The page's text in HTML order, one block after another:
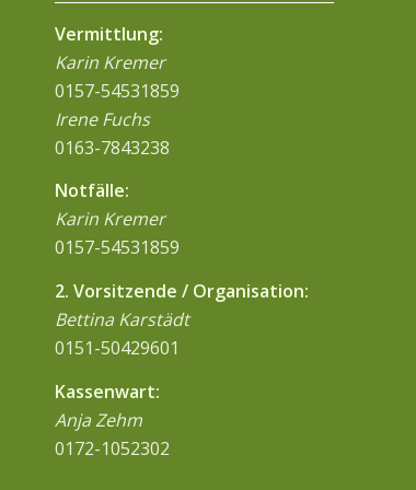
Vermittlung:
Karin Kremer
0157-54531859
Irene Fuchs
0163-7843238
Notfälle:
Karin Kremer
0157-54531859
2. Vorsitzende / Organisation:
Bettina Karstädt
0151-50429601
Kassenwart:
Anja Zehm
0172-1052302